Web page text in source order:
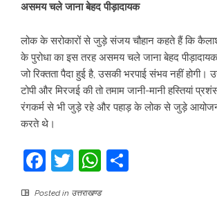
असमय चले जाना बेहद पीड़ादायक
लोक के सरोकारों से जुड़े संजय चौहान कहते हैं कि
के पुरोधा का इस तरह असमय चले जाना बेहद
जो रिक्तता पैदा हुई है, उसकी भरपाई संभव नहीं होगी।
टोपी और मिरजई की तो तमाम जानी-मानी हस्तियां
रंगकर्म से भी जुड़े रहे और पहाड़ के लोक से जुड़े
करते थे।
Facebook
TwitterWhatsApp
Posted in उत्तराखण्ड